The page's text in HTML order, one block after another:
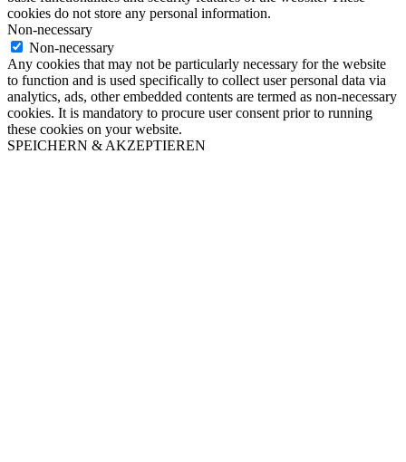
cookies do not store any personal information.
Non-necessary
Non-necessary
Any cookies that may not be particularly necessary for the website
to function and is used specifically to collect user personal data via
analytics, ads, other embedded contents are termed as non-necessary
cookies. It is mandatory to procure user consent prior to running
these cookies on your website.
SPEICHERN & AKZEPTIEREN